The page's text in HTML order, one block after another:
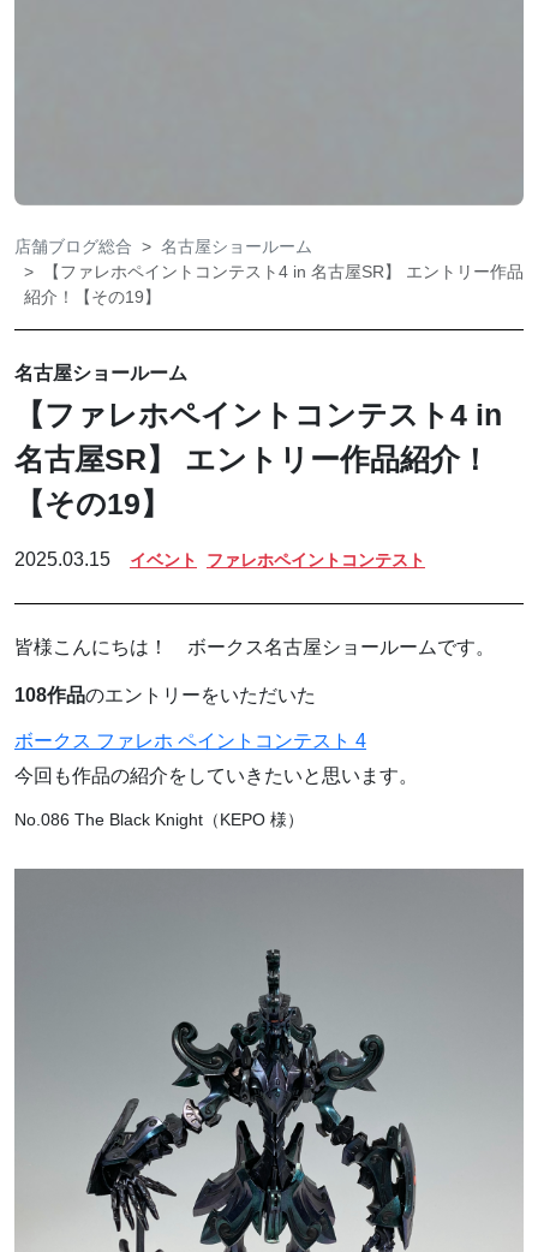
店舗ブログ総合
名古屋ショールーム
【ファレホペイントコンテスト4 in 名古屋SR】 エントリー作品
紹介！【その19】
名古屋ショールーム
【ファレホペイントコンテスト4 in
名古屋SR】 エントリー作品紹介！
【その19】
2025.03.15 イベント ファレホペイントコンテスト
皆様こんにちは！ ボークス名古屋ショールームです。
108作品のエントリーをいただいた
ボークス ファレホ ペイントコンテスト 4
今回も作品の紹介をしていきたいと思います。
No.086 The Black Knight（KEPO 様）